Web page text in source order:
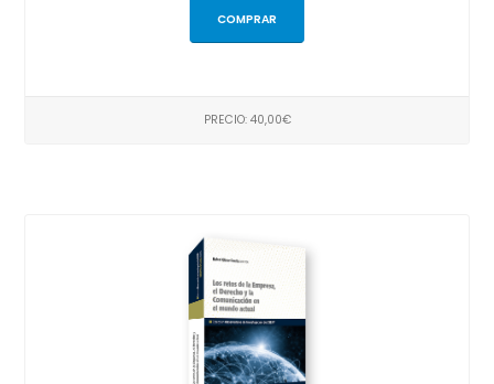
COMPRAR
PRECIO: 40,00€